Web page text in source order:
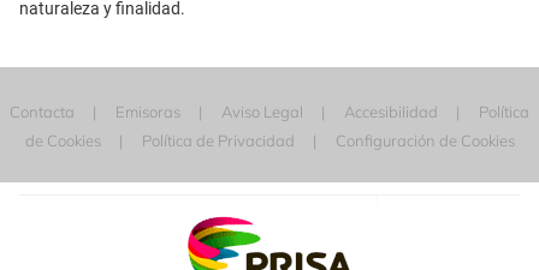
naturaleza y finalidad.
Contacta Emisoras Aviso Legal Accesibilidad
Política
de Cookies
Política de Privacidad Configuración de Cookies